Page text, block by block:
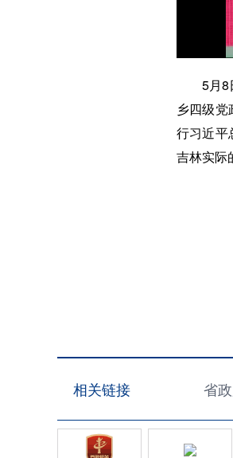
5月8
乡四级
行习近平
吉林实际
相关链接 省